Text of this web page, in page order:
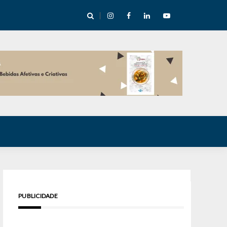
abre mentoria de storytelling com 10 vagas
PUBLICIDADE